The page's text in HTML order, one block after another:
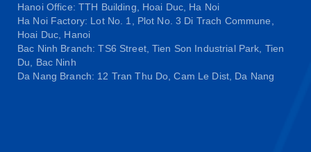
Hanoi Office: TTH Building, Hoai Duc, Ha Noi
Ha Noi Factory: Lot No. 1, Plot No. 3 Di Trach Commune,
Hoai Duc, Hanoi
Bac Ninh Branch: TS6 Street, Tien Son Industrial Park, Tien
Du, Bac Ninh
Da Nang Branch: 12 Tran Thu Do, Cam Le Dist, Da Nang